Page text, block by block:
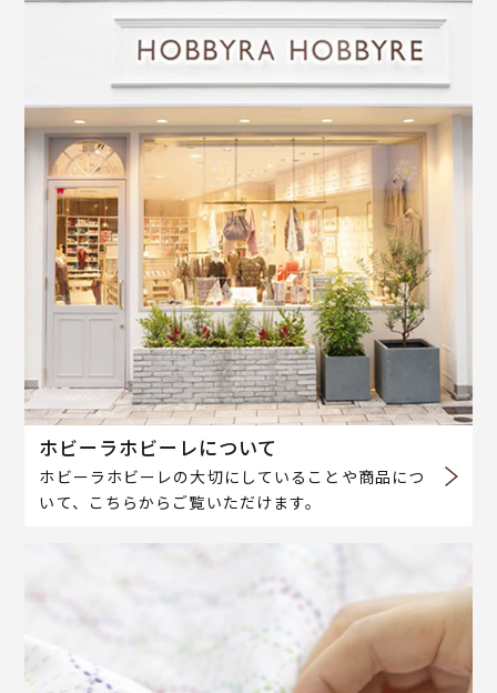
ホビーラホビーレについて
ホビーラホビーレの大切にしていることや商品につ
いて、こちらからご覧いただけます。